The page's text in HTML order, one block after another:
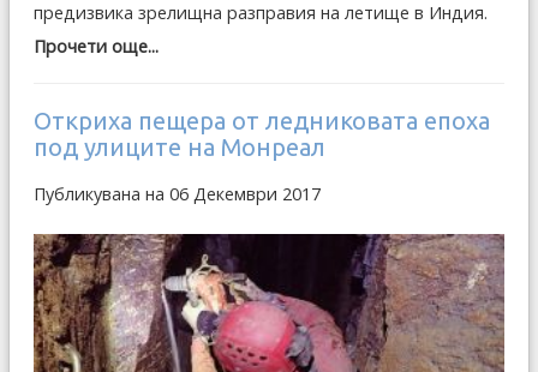
предизвика зрелищна разправия на летище в Индия.
Прочети още...
Откриха пещера от ледниковата епоха
под улиците на Монреал
Публикувана на 06 Декември 2017